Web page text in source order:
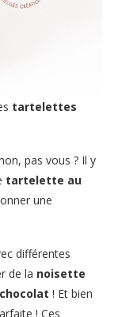
tartelettes
pas vous ? Il y
tartelette au
une
différentes
de la noisette
chocolat ! Et bien
! Ces